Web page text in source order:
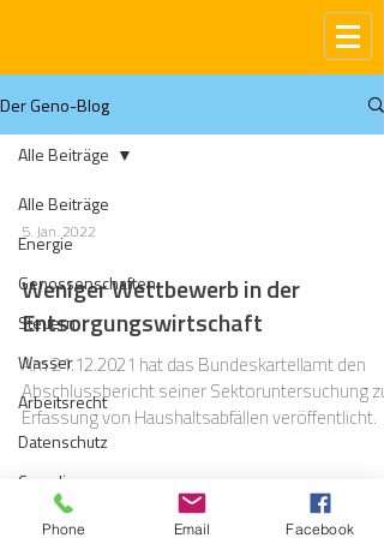
Der Geno-Blog
Alle Beiträge
Energie
Genossenschaften
Steuern
Wasser
Arbeitsrecht
Datenschutz
Compliance
Gas
Alle Beiträge
5. Jan. 2022
Weniger Wettbewerb in der
Entsorgungswirtschaft
Am 21.12.2021 hat das Bundeskartellamt den
Abschlussbericht seiner Sektoruntersuchung zur
Erfassung von Haushaltsabfällen veröffentlicht.
Phone Email Facebook